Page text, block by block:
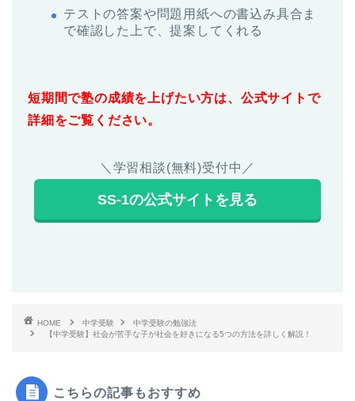
テストの答案や問題用紙への書込み具合ま
で確認した上で、提案してくれる
短期間で塾の成績を上げたい方は、公式サイトで
詳細をご覧ください。
＼学習相談(無料)受付中／
SS-1の公式サイトを見る
HOME 中学受験
中学受験の勉強法
【中学受験】社会が苦手な子が社会を好きになる5つの方法を詳しく解説！
こちらの記事もおすすめ